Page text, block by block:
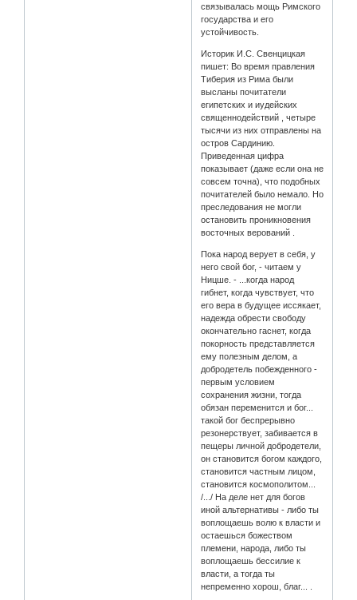
связывалась мощь Римского
государства и его
устойчивость.
Историк И.С. Свенцицкая
пишет: Во время правления
Тиберия из Рима были
высланы почитатели
египетских и иудейских
священнодействий , четыре
тысячи из них отправлены на
остров Сардинию.
Приведенная цифра
показывает (даже если она не
совсем точна), что подобных
почитателей было немало. Но
преследования не могли
остановить проникновения
восточных верований .
Пока народ верует в себя, у
него свой бог, - читаем у
Ницше. - ...когда народ
гибнет, когда чувствует, что
его вера в будущее иссякает,
надежда обрести свободу
окончательно гаснет, когда
покорность представляется
ему полезным делом, а
добродетель побежденного -
первым условием
сохранения жизни, тогда
обязан переменится и бог...
такой бог беспрерывно
резонерствует, забивается в
пещеры личной добродетели,
он становится богом каждого,
становится частным лицом,
становится космополитом...
/.../ На деле нет для богов
иной альтернативы - либо ты
воплощаешь волю к власти и
остаешься божеством
племени, народа, либо ты
воплощаешь бессилие к
власти, а тогда ты
непременно хорош, благ... .